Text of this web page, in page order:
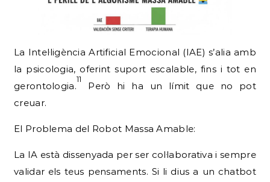
La Intel·ligència Artificial Emocional (IAE) s’alia amb
la psicologia, oferint suport escalable, fins i tot en
gerontologia.
11
Però hi ha un límit que no pot
creuar.
El Problema del Robot Massa Amable:
La IA està dissenyada per ser col·laborativa i sempre
validar els teus pensaments. Si li dius a un chatbot